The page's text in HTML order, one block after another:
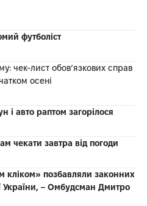
футболіст
чек-лист обов’язкових справ
осені
і авто раптом загорілося
чекати завтра від погоди
кліком» позбавляли законних
України, – Омбудсман Дмитро